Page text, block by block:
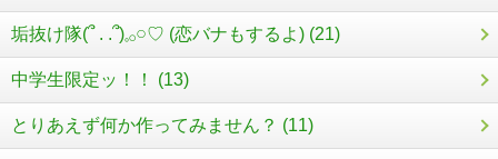
垢抜け隊(՞ . .՞)𓈒𓂂𓏸♡ (恋バナもするよ) (21)
中学生限定ッ！！ (13)
とりあえず何か作ってみません？ (11)